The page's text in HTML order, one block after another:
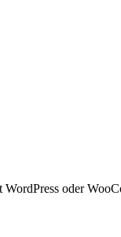
oder